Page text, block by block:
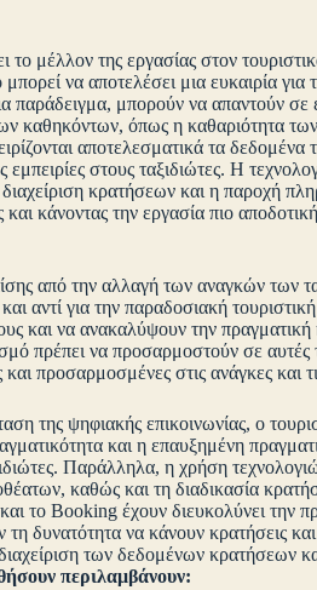
μέλλον της εργασίας στον
να αποτελέσει μια ευκαιρία για
παράδειγμα, μπορούν να απαντούν
καθηκόντων, όπως η καθαριότητα
αποτελεσματικά τα
στους ταξιδιώτες. Η
κρατήσεων και η παροχή
κάνοντας την εργασία πιο
από την αλλαγή των αναγκών των
αντί για την παραδοσιακή
και να ανακαλύψουν την
πρέπει να προσαρμοστούν σε
προσαρμοσμένες στις ανάγκες και
της ψηφιακής επικοινωνίας, ο
και η επαυξημένη
Παράλληλα, η χρήση
καθώς και τη διαδικασία
το Booking έχουν διευκολύνει την
δυνατότητα να κάνουν κρατήσεις
των δεδομένων κρατήσεων
περιλαμβάνουν: